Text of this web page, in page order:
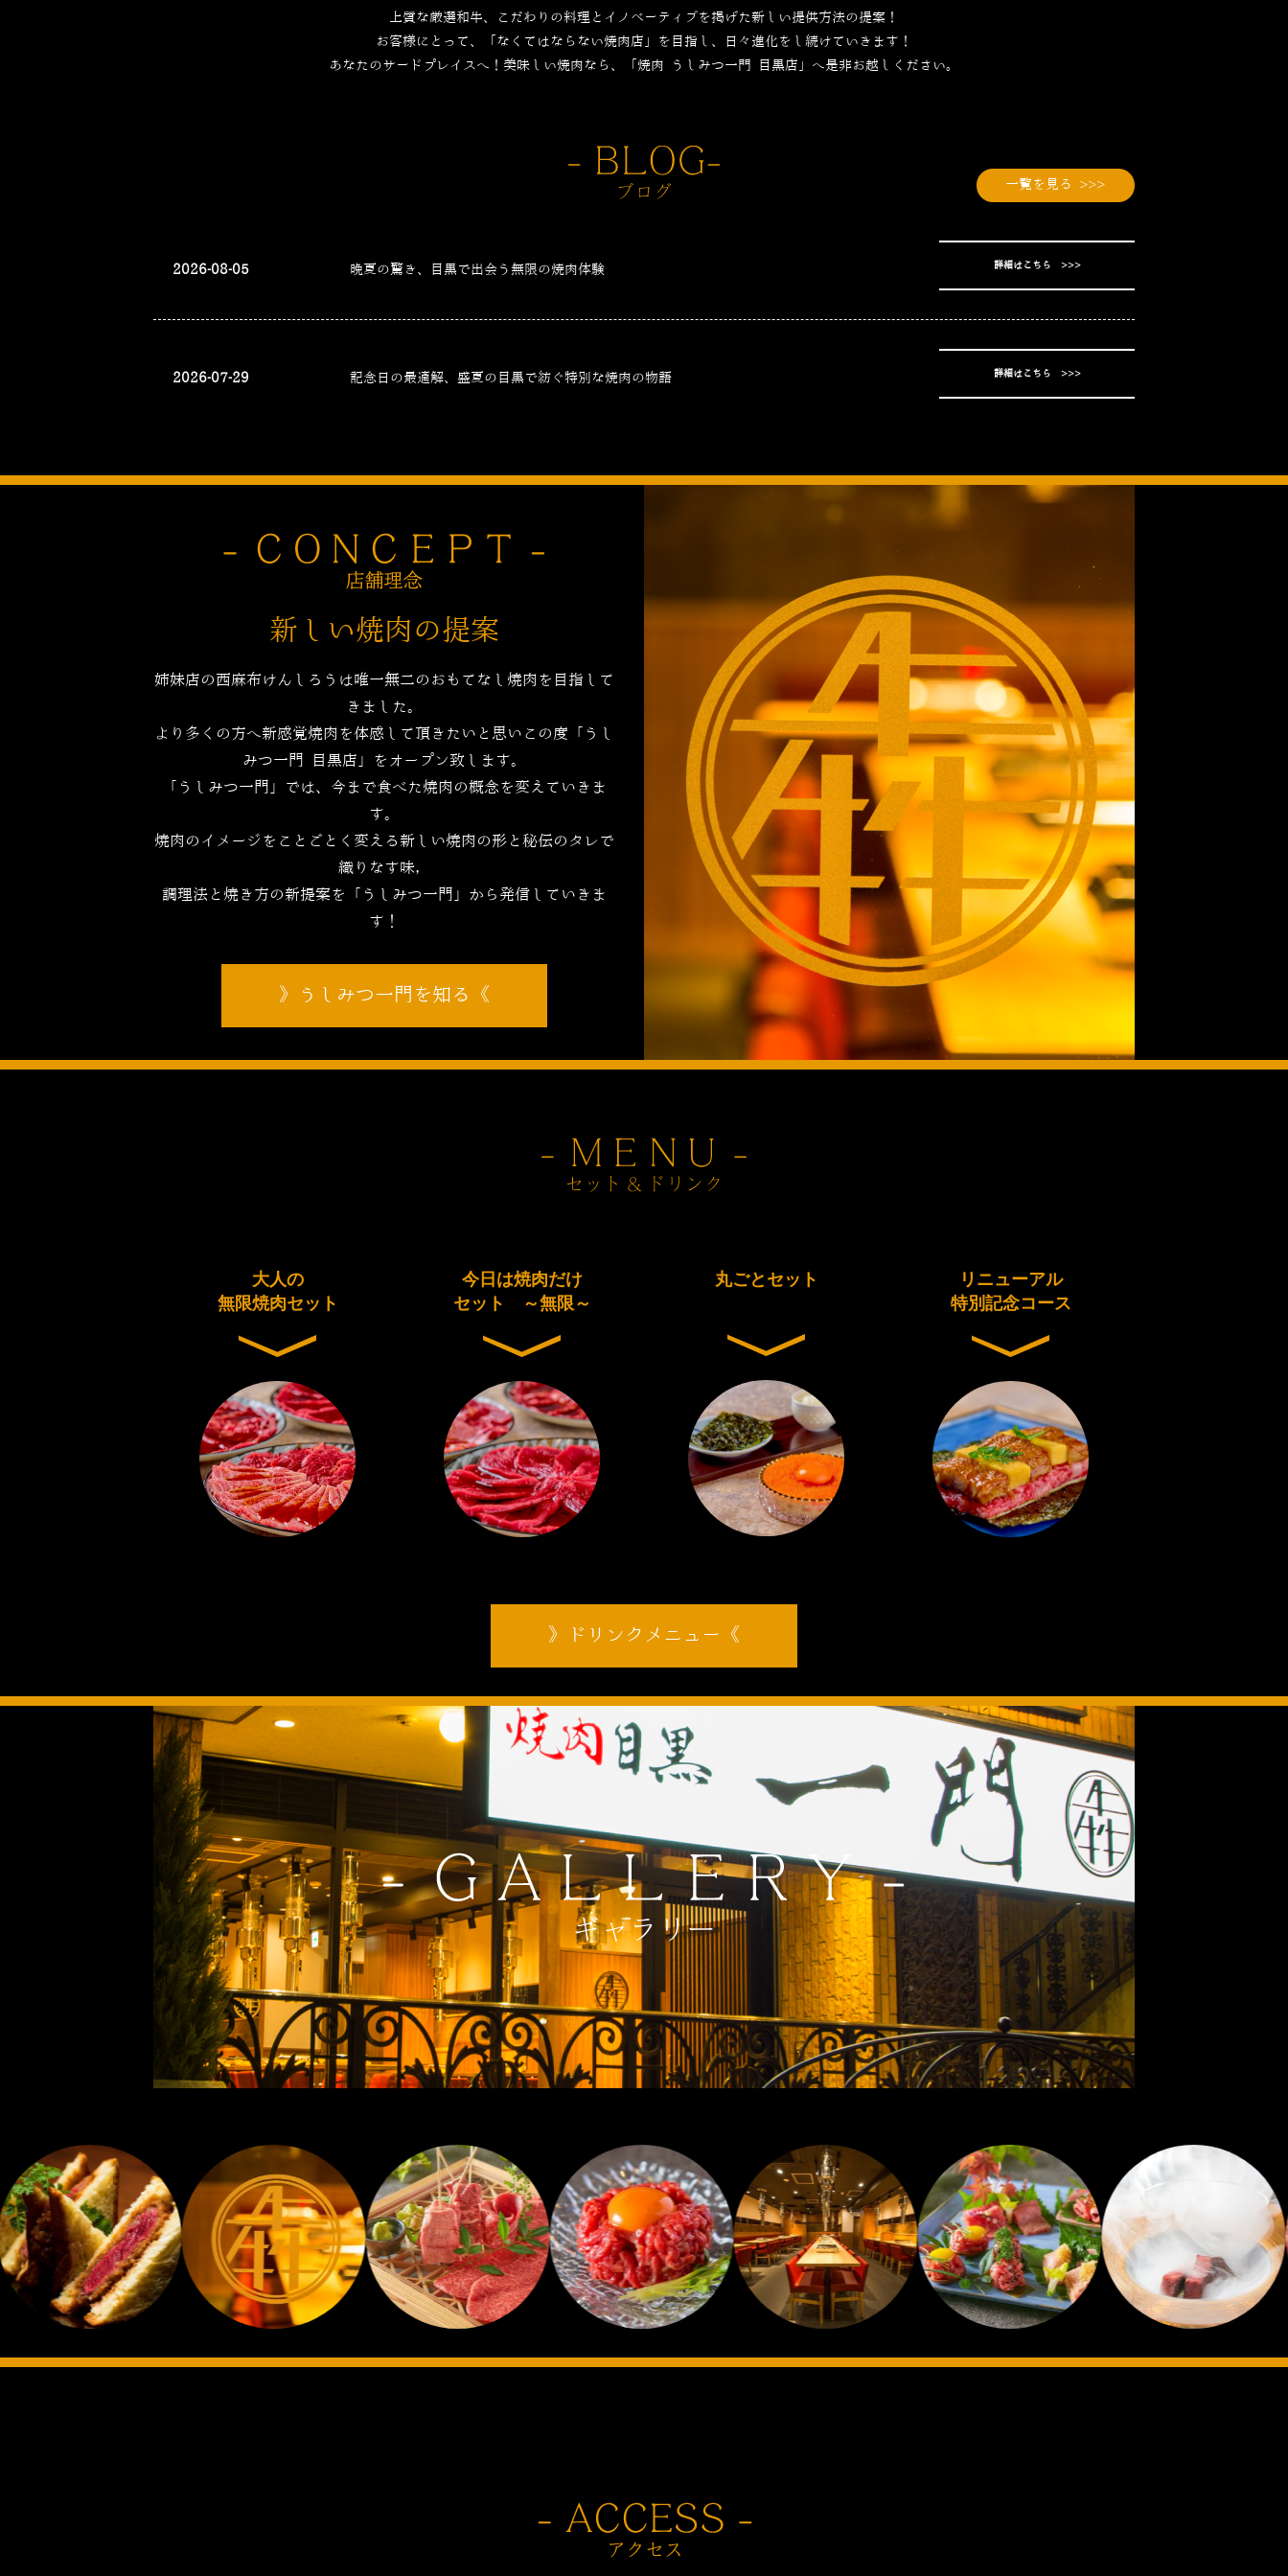
上質な厳選和牛、こだわりの料理とイノベーティブを掲げた新しい提供方法の提案！
お客様にとって、「なくてはならない焼肉店」を目指し、日々進化をし続けていきます！
あなたのサードプレイスへ！美味しい焼肉なら、「焼肉 うしみつ一門 目黒店」へ是非お越しください。
一覧を見る >>>
2026-08-05 晩夏の驚き、目黒で出会う無限の焼肉体験 詳細はこちら >>>
2026-07-29 記念日の最適解、盛夏の目黒で紡ぐ特別な焼肉の物語 詳細はこちら >>>
新しい焼肉の提案
姉妹店の西麻布けんしろうは唯一無二のおもてなし焼肉を目指して
きました。
より多くの方へ新感覚焼肉を体感して頂きたいと思いこの度「うし
みつ一門 目黒店」をオープン致します。
「うしみつ一門」では、今まで食べた焼肉の概念を変えていきま
す。
焼肉のイメージをことごとく変える新しい焼肉の形と秘伝のタレで
織りなす味，
調理法と焼き方の新提案を「うしみつ一門」から発信していきま
す！
うしみつ一門を知る
大人の
無限焼肉セット
今日は焼肉だけ
セット ～無限～
丸ごとセット
リニューアル
特別記念コース
ドリンクメニュー